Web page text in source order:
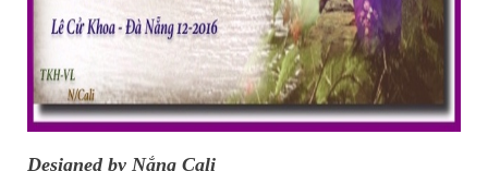
Designed by Nắng Cali